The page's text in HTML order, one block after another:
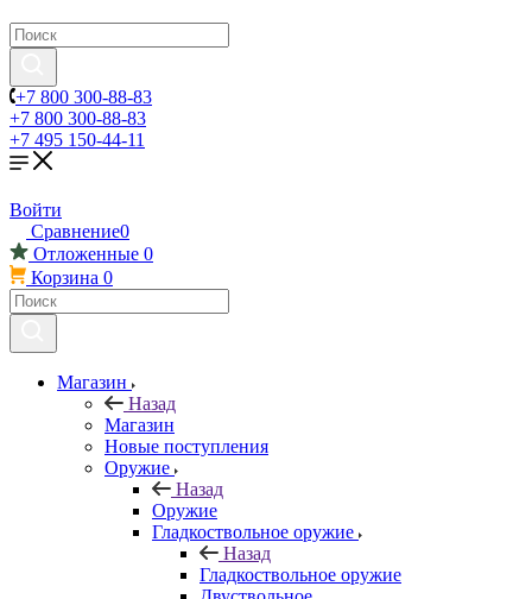
+7 800 300-88-83
+7 800 300-88-83
+7 495 150-44-11
Войти
Сравнение0
Отложенные 0
Корзина 0
Магазин
Назад
Магазин
Новые поступления
Оружие
Назад
Оружие
Гладкоствольное оружие
Назад
Гладкоствольное оружие